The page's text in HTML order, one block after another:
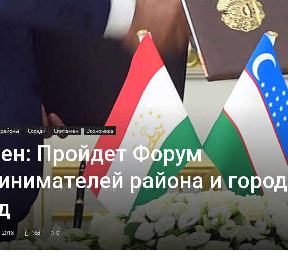
Соседи Спитамен Экономика
Пройдет Форум
района и
168 0